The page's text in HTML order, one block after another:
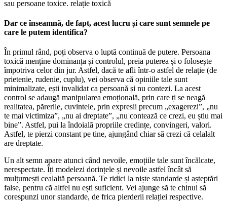
sau persoane toxice. relație toxică
Dar ce înseamnă, de fapt, acest lucru și care sunt semnele pe
care le putem identifica?
În primul rând, poți observa o luptă continuă de putere. Persoana
toxică menține dominanța și controlul, preia puterea și o folosește
împotriva celor din jur. Astfel, dacă te afli într-o astfel de relație (de
prietenie, rudenie, cuplu), vei observa că opiniile tale sunt
minimalizate, ești invalidat ca persoană și nu contezi. La acest
control se adaugă manipularea emoțională, prin care ți se neagă
realitatea, părerile, cuvintele, prin expresii precum „exagerezi”, „nu
te mai victimiza”, „nu ai dreptate”, „nu contează ce crezi, eu știu mai
bine”. Astfel, pui la îndoială propriile credințe, convingeri, valori.
Astfel, te pierzi constant pe tine, ajungând chiar să crezi că celalalt
are dreptate.
Un alt semn apare atunci când nevoile, emoțiile tale sunt încălcate,
nerespectate. Îți modelezi dorințele și nevoile astfel încât să
mulțumești cealaltă persoană. Te ridici la niște standarde și așteptări
false, pentru că altfel nu ești suficient. Vei ajunge să te chinui să
corespunzi unor standarde, de frica pierderii relației respective.